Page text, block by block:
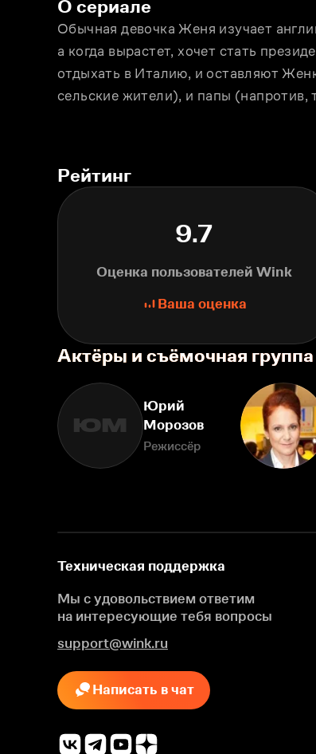
О сериале
Обычная девочка Женя изучает
а когда вырастет, хочет стать
отдыхать в Италию, и оставляют
сельские жители), и папы (напротив,
Рейтинг
9.7
Оценка пользователей Wink
Ваша оценка
Актёры и съёмочная
ЮМ
Юрий
Морозов
Режиссёр
Техническая поддержка
Мы с удовольствием ответим
на интересующие тебя вопросы
support@wink.ru
Написать в чат